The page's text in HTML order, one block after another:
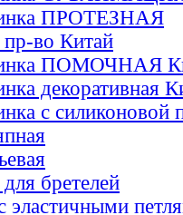
ПРОТЕЗНАЯ
пр-во Китай
ПОМОЧНАЯ
декоративная
с силиконовой
бретелей
эластичными